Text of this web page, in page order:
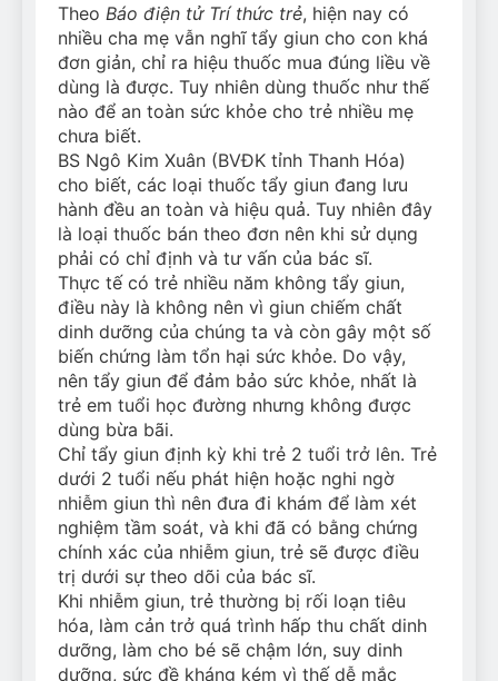
Theo Báo điện tử Trí thức trẻ, hiện nay có
nhiều cha mẹ vẫn nghĩ tẩy giun cho con khá
đơn giản, chỉ ra hiệu thuốc mua đúng liều về
dùng là được. Tuy nhiên dùng thuốc như thế
nào để an toàn sức khỏe cho trẻ nhiều mẹ
chưa biết.
BS Ngô Kim Xuân (BVĐK tỉnh Thanh Hóa)
cho biết, các loại thuốc tẩy giun đang lưu
hành đều an toàn và hiệu quả. Tuy nhiên đây
là loại thuốc bán theo đơn nên khi sử dụng
phải có chỉ định và tư vấn của bác sĩ.
Thực tế có trẻ nhiều năm không tẩy giun,
điều này là không nên vì giun chiếm chất
dinh dưỡng của chúng ta và còn gây một số
biến chứng làm tổn hại sức khỏe. Do vậy,
nên tẩy giun để đảm bảo sức khỏe, nhất là
trẻ em tuổi học đường nhưng không được
dùng bừa bãi.
Chỉ tẩy giun định kỳ khi trẻ 2 tuổi trở lên. Trẻ
dưới 2 tuổi nếu phát hiện hoặc nghi ngờ
nhiễm giun thì nên đưa đi khám để làm xét
nghiệm tầm soát, và khi đã có bằng chứng
chính xác của nhiễm giun, trẻ sẽ được điều
trị dưới sự theo dõi của bác sĩ.
Khi nhiễm giun, trẻ thường bị rối loạn tiêu
hóa, làm cản trở quá trình hấp thu chất dinh
dưỡng, làm cho bé sẽ chậm lớn, suy dinh
dưỡng, sức đề kháng kém vì thế dễ mắc